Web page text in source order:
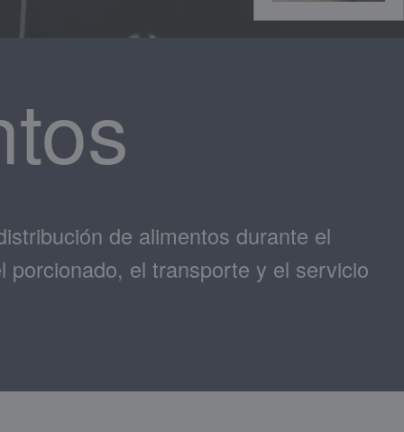
de alimentos durante el
porcionado, el transporte y el servicio